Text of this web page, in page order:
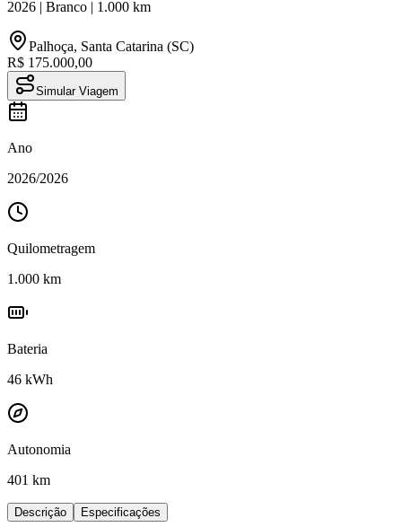
2026 | Branco | 1.000 km
Palhoça, Santa Catarina (SC)
R$ 175.000,00
Simular Viagem
Ano
2026/2026
Quilometragem
1.000 km
Bateria
46 kWh
Autonomia
401 km
Descrição Especificações